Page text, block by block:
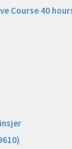
Course 40